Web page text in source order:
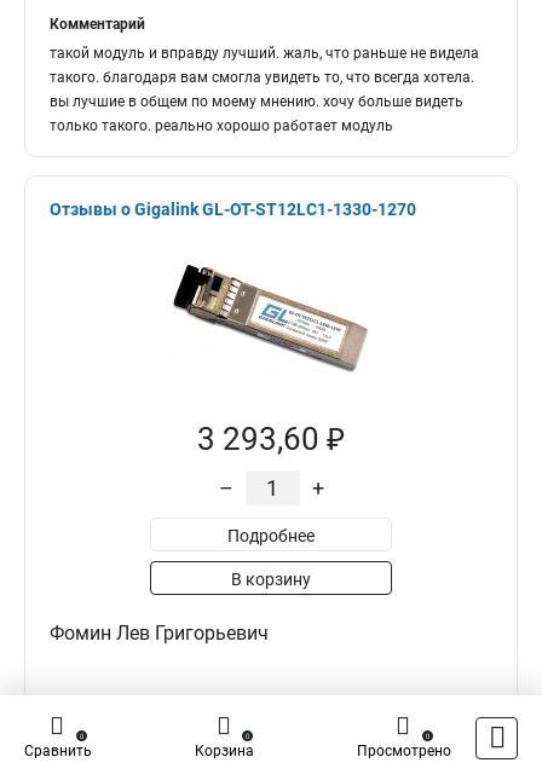
Комментарий
такой модуль и вправду лучший. жаль, что раньше не видела
такого. благодаря вам смогла увидеть то, что всегда хотела.
вы лучшие в общем по моему мнению. хочу больше видеть
только такого. реально хорошо работает модуль
Отзывы о Gigalink GL-OT-ST12LC1-1330-1270
3 293,60 ₽
– +
Подробнее
В корзину
Фомин Лев Григорьевич
Достоинства
Сравнить
0
Корзина
0
Просмотрено
0